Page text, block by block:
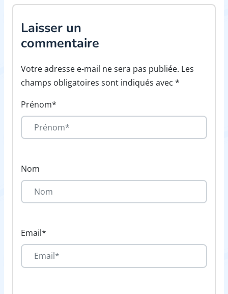
Laisser un
commentaire
Votre adresse e-mail ne sera pas publiée. Les
champs obligatoires sont indiqués avec *
Prénom*
Nom
Email*